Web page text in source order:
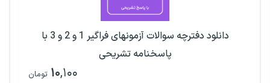
دانلود دفترچه سوالات آزمونهای فراگیر 1 و 2 و 3 با
پاسخنامه تشریحی
۱۰,۱۰۰ تومان